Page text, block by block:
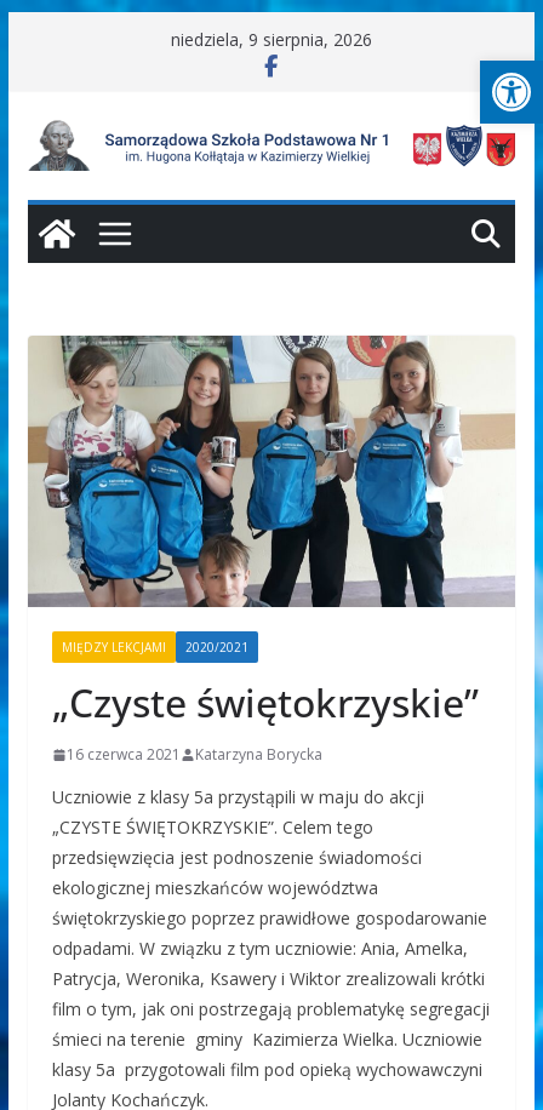
niedziela, 9 sierpnia, 2026
MIĘDZY LEKCJAMI 2020/2021
„Czyste świętokrzyskie”
16 czerwca 2021 Katarzyna Borycka
Uczniowie z klasy 5a przystąpili w maju do akcji
„CZYSTE ŚWIĘTOKRZYSKIE”. Celem tego
przedsięwzięcia jest podnoszenie świadomości
ekologicznej mieszkańców województwa
świętokrzyskiego poprzez prawidłowe gospodarowanie
odpadami. W związku z tym uczniowie: Ania, Amelka,
Patrycja, Weronika, Ksawery i Wiktor zrealizowali krótki
film o tym, jak oni postrzegają problematykę segregacji
śmieci na terenie gminy Kazimierza Wielka. Uczniowie
klasy 5a przygotowali film pod opieką wychowawczyni
Jolanty Kochańczyk.